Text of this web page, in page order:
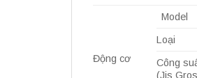
Động cơ
Model
Loại
Công
(Jis